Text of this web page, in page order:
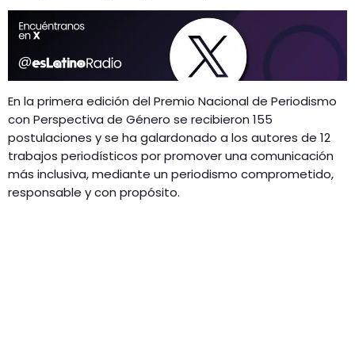
En la primera edición del Premio Nacional de Periodismo
con Perspectiva de Género se recibieron 155
postulaciones y se ha galardonado a los autores de 12
trabajos periodísticos por promover una comunicación
más inclusiva, mediante un periodismo comprometido,
responsable y con propósito.